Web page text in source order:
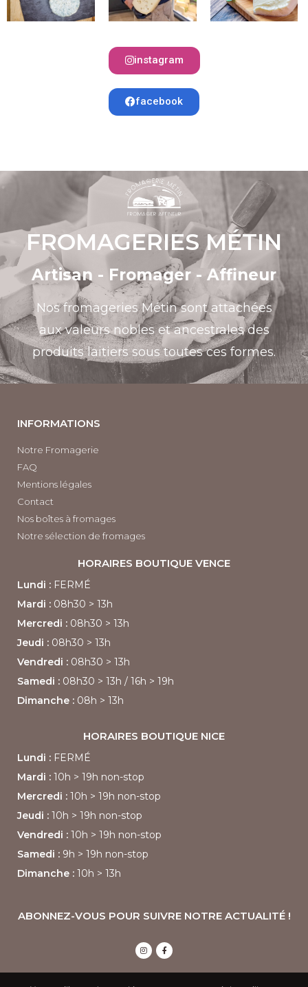
instagram
facebook
FROMAGERIES MÉTIN
Artisan - Fromager - Affineur
Nos fromageries Métin sont attachées
aux valeurs nobles et ancestrales des
produits laitiers sous toutes ces formes.
INFORMATIONS
Notre Fromagerie
FAQ
Mentions légales
Contact
Nos boîtes à fromages
Notre sélection de fromages
HORAIRES BOUTIQUE VENCE
Lundi : FERMÉ
Mardi : 08h30 > 13h
Mercredi : 08h30 > 13h
Jeudi : 08h30 > 13h
Vendredi : 08h30 > 13h
Samedi : 08h30 > 13h / 16h > 19h
Dimanche : 08h > 13h
HORAIRES BOUTIQUE NICE
Lundi : FERMÉ
Mardi : 10h > 19h non-stop
Mercredi : 10h > 19h non-stop
Jeudi : 10h > 19h non-stop
Vendredi : 10h > 19h non-stop
Samedi : 9h > 19h non-stop
Dimanche : 10h > 13h
ABONNEZ-VOUS POUR SUIVRE NOTRE ACTUALITÉ !